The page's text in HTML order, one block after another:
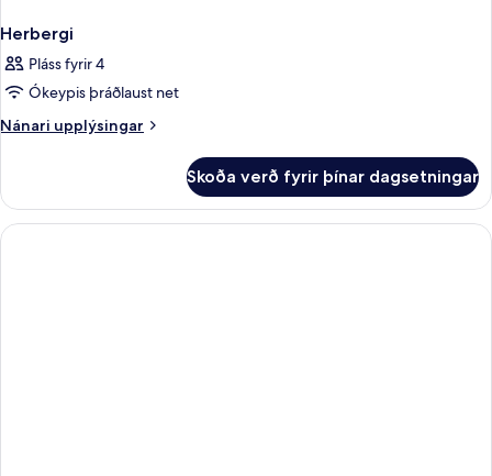
Herbergi
Pláss fyrir 4
Ókeypis þráðlaust net
Nánari upplýsingar
Nánari
Skoða verð fyrir þínar dagsetningar